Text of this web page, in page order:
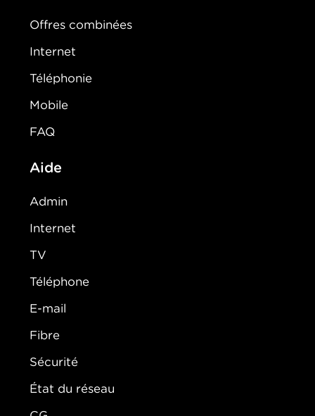
Offres combinées
Internet
Téléphonie
Mobile
FAQ
Aide
Admin
Internet
TV
Téléphone
E-mail
Fibre
Sécurité
État du réseau